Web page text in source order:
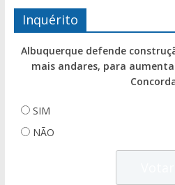
Inquérito
Albuquerque defende
mais andares, para
SIM
NÃO